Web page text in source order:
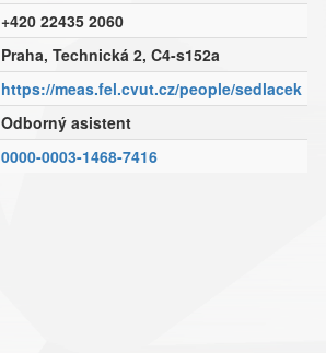
+420 22435 2060
Praha, Technická 2, C4-s152a
https://meas.fel.cvut.cz/people/sedlacek
Odborný asistent
0000-0003-1468-7416